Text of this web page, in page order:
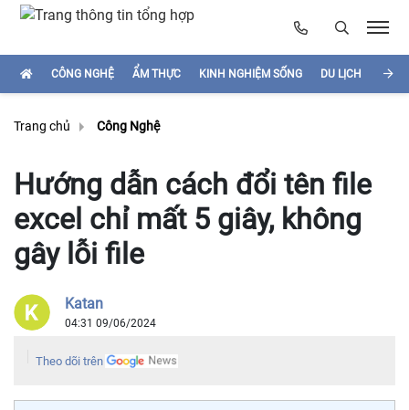
CÔNG NGHỆ ẨM THỰC KINH NGHIỆM SỐNG DU LỊCH
Trang chủ Công Nghệ
Hướng dẫn cách đổi tên file
excel chỉ mất 5 giây, không
gây lỗi file
Katan
04:31 09/06/2024
Theo dõi trên